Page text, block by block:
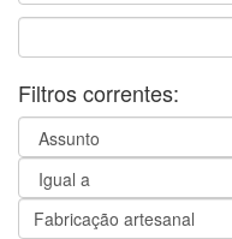
Filtros correntes: